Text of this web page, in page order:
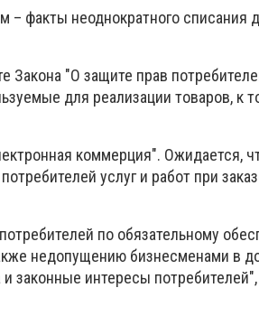
– факты неоднократного списания
Закона "О защите прав
для реализации товаров, к
коммерция". Ожидается,
услуг и работ при
по обязательному
недопущению бизнесменами в
интересы потребителей",